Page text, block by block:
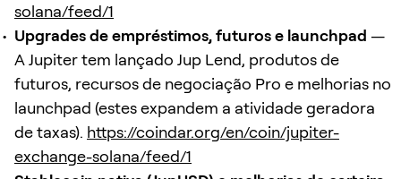
solana/feed/1
Upgrades de empréstimos, futuros e launchpad —
A Jupiter tem lançado Jup Lend, produtos de
futuros, recursos de negociação Pro e melhorias no
launchpad (estes expandem a atividade geradora
de taxas). https://coindar.org/en/coin/jupiter-
exchange-solana/feed/1